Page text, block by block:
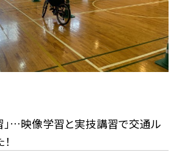
」…映像学習と実技講習で交通ル